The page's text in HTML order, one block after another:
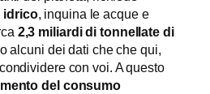
idrico, inquina le acque e
2,3 miliardi di tonnellate di
alcuni dei dati che che qui,
con voi. A questo
del consumo